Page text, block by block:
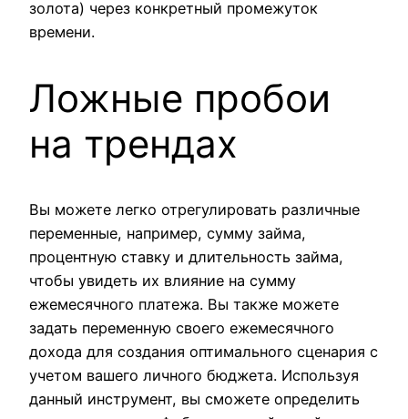
золота) через конкретный промежуток
времени.
Ложные пробои
на трендах
Вы можете легко отрегулировать различные
переменные, например, сумму займа,
процентную ставку и длительность займа,
чтобы увидеть их влияние на сумму
ежемесячного платежа. Вы также можете
задать переменную своего ежемесячного
дохода для создания оптимального сценария с
учетом вашего личного бюджета. Используя
данный инструмент, вы сможете определить